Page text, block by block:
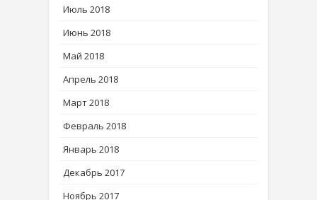
Июль 2018
Июнь 2018
Май 2018
Апрель 2018
Март 2018
Февраль 2018
Январь 2018
Декабрь 2017
Ноябрь 2017